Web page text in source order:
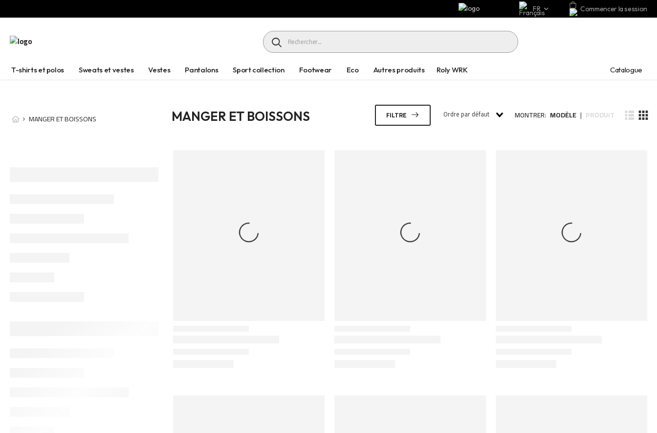
FR Commencer la session
HEADER SEARCH BUTTON
T-shirts et polos Sweats et vestes Vestes Pantalons Sport collection Footwear Eco Autres produits Roly WRK Catalogue
MANGER ET BOISSONS MANGER ET BOISSONS FILTRE Ordre par défaut MONTRER: MODÈLE | PRODUIT